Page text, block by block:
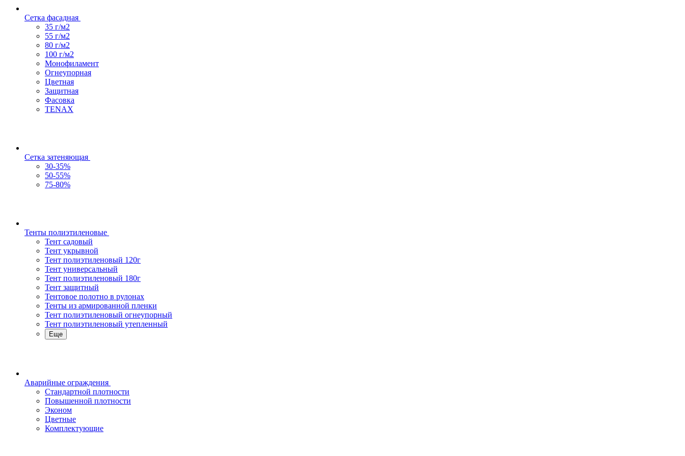
Сетка фасадная
35 г/м2
55 г/м2
80 г/м2
100 г/м2
Монофиламент
Огнеупорная
Цветная
Защитная
Фасовка
TENAX
Сетка затеняющая
30-35%
50-55%
75-80%
Тенты полиэтиленовые
Тент садовый
Тент укрывной
Тент полиэтиленовый 120г
Тент универсальный
Тент полиэтиленовый 180г
Тент защитный
Тентовое полотно в рулонах
Тенты из армированной пленки
Тент полиэтиленовый огнеупорный
Тент полиэтиленовый утепленный
Еще
Аварийные ограждения
Стандартной плотности
Повышенной плотности
Эконом
Цветные
Комплектующие